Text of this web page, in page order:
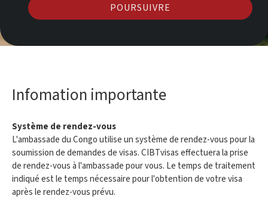
POURSUIVRE
Infomation importante
Système de rendez-vous
L'ambassade du Congo utilise un système de rendez-vous pour la
soumission de demandes de visas. CIBTvisas effectuera la prise
de rendez-vous à l'ambassade pour vous. Le temps de traitement
indiqué est le temps nécessaire pour l'obtention de votre visa
après le rendez-vous prévu.